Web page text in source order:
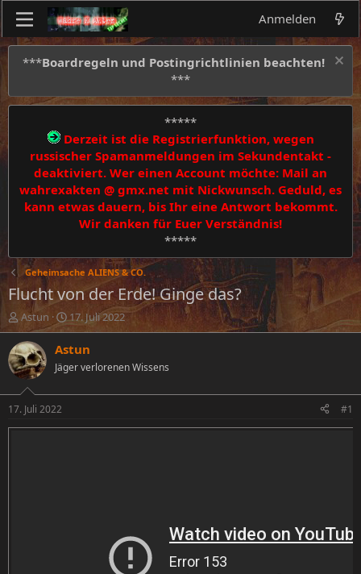
Anmelden
***Boardregeln und Postingrichtlinien beachten!
***
*****
Derzeit ist die Registrierfunktion, wegen
russischer Spamanmeldungen im Sekundentakt -
deaktiviert. Wer einen Account möchte: Mail an
wahrexakten @ gmx.net mit Nickwunsch. Geduld, es
kann etwas dauern, bis Ihr eine Antwort bekommt.
Wir danken für Euer Verständnis!
*****
Geheimsache ALIENS & CO.
Flucht von der Erde! Ginge das?
E
r
s
t
e
l
e
r
Astun
E
r
s
e
a
17. Juli 2022
Astun
Jäger verlorenen Wissens
17. Juli 2022 #1